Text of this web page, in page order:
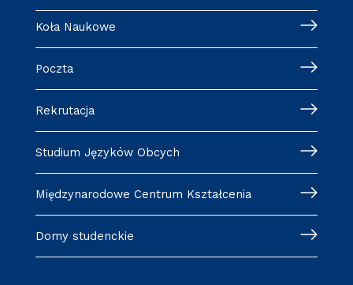
Koła Naukowe
Poczta
Rekrutacja
Studium Języków Obcych
Międzynarodowe Centrum Kształcenia
Domy studenckie